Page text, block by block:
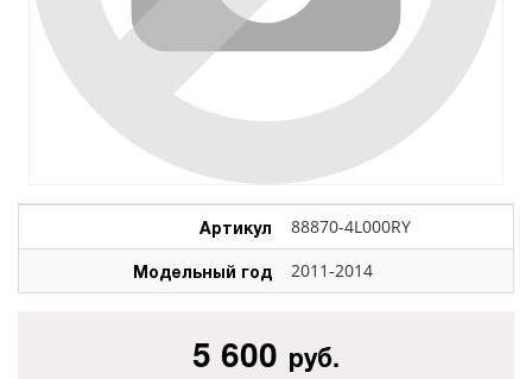
Артикул 88870-4L000RY
Модельный год 2011-2014
5 600 руб.